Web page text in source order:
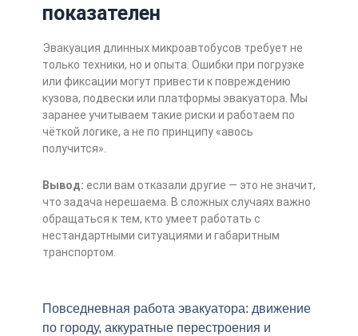
показателен
Эвакуация длинных микроавтобусов требует не
только техники, но и опыта. Ошибки при погрузке
или фиксации могут привести к повреждению
кузова, подвески или платформы эвакуатора. Мы
заранее учитываем такие риски и работаем по
чёткой логике, а не по принципу «авось
получится».
Вывод: если вам отказали другие — это не значит,
что задача нерешаема. В сложных случаях важно
обращаться к тем, кто умеет работать с
нестандартными ситуациями и габаритным
транспортом.
Повседневная работа эвакуатора: движение
по городу, аккуратные перестроения и